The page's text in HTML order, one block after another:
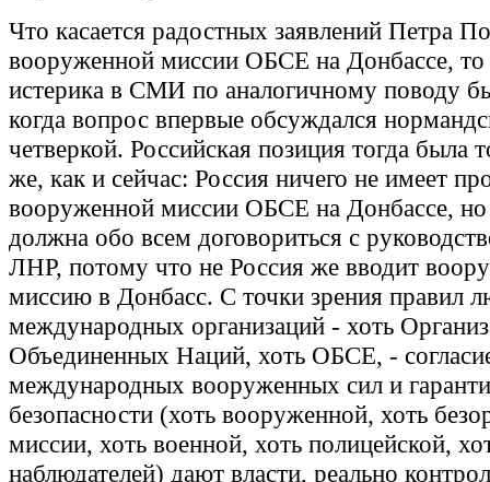
Что касается радостных заявлений Петра
вооруженной миссии ОБСЕ на Донбассе, то
истерика в СМИ по аналогичному поводу
когда вопрос впервые обсуждался
четверкой. Российская позиция тогда была
же, как и сейчас: Россия ничего не имеет
вооруженной миссии ОБСЕ на Донбассе,
должна обо всем договориться с
ЛНР, потому что не Россия же вводит
миссию в Донбасс. С точки зрения правил
международных организаций - хоть
Объединенных Наций, хоть ОБСЕ, -
международных вооруженных сил и
безопасности (хоть вооруженной, хоть
миссии, хоть военной, хоть полицейской,
наблюдателей) дают власти, реально